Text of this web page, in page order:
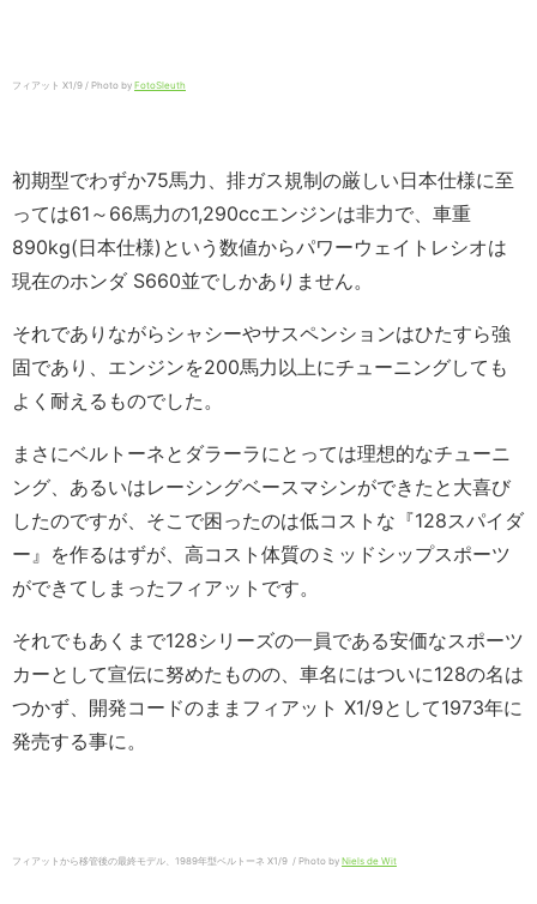
フィアット X1/9 / Photo by FotoSleuth
初期型でわずか75馬力、排ガス規制の厳しい日本仕様に至
っては61～66馬力の1,290ccエンジンは非力で、車重
890kg(日本仕様)という数値からパワーウェイトレシオは
現在のホンダ S660並でしかありません。
それでありながらシャシーやサスペンションはひたすら強
固であり、エンジンを200馬力以上にチューニングしても
よく耐えるものでした。
まさにベルトーネとダラーラにとっては理想的なチューニ
ング、あるいはレーシングベースマシンができたと大喜び
したのですが、そこで困ったのは低コストな『128スパイダ
ー』を作るはずが、高コスト体質のミッドシップスポーツ
ができてしまったフィアットです。
それでもあくまで128シリーズの一員である安価なスポーツ
カーとして宣伝に努めたものの、車名にはついに128の名は
つかず、開発コードのままフィアット X1/9として1973年に
発売する事に。
フィアットから移管後の最終モデル、1989年型ベルトーネ X1/9 / Photo by Niels de Wit